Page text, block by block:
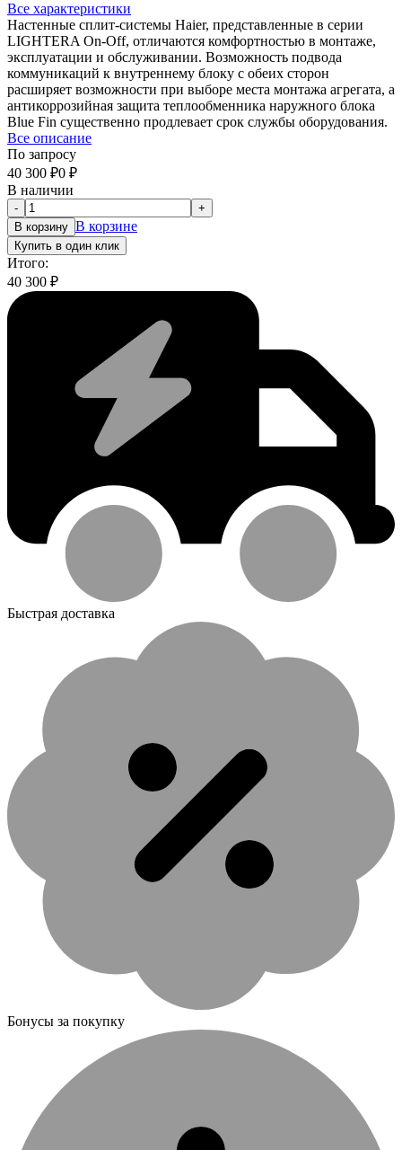
Все характеристики
Настенные сплит-системы Haier, представленные в серии
LIGHTERA On-Off, отличаются комфортностью в монтаже,
эксплуатации и обслуживании. Возможность подвода
коммуникаций к внутреннему блоку с обеих сторон
расширяет возможности при выборе места монтажа агрегата, а
антикоррозийная защита теплообменника наружного блока
Blue Fin существенно продлевает срок службы оборудования.
Все описание
По запросу
40 300 ₽0 ₽
В наличии
-
+
В корзину В корзине
Купить в один клик
Итого:
40 300 ₽
Быстрая доставка
Бонусы за покупку